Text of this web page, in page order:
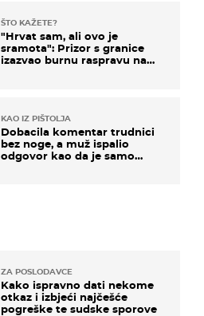
ŠTO KAŽETE?
"Hrvat sam, ali ovo je
sramota": Prizor s granice
izazvao burnu raspravu na
KAO IZ PIŠTOLJA
Dobacila komentar trudnici
bez noge, a muž ispalio
odgovor kao da je samo
ZA POSLODAVCE
Kako ispravno dati nekome
otkaz i izbjeći najčešće
pogreške te sudske sporove